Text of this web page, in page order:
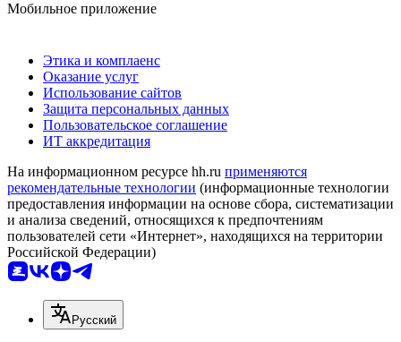
Мобильное приложение
Этика и комплаенс
Оказание услуг
Использование сайтов
Защита персональных данных
Пользовательское соглашение
ИТ аккредитация
На информационном ресурсе hh.ru применяются
рекомендательные технологии (информационные технологии
предоставления информации на основе сбора, систематизации
и анализа сведений, относящихся к предпочтениям
пользователей сети «Интернет», находящихся на территории
Российской Федерации)
Русский